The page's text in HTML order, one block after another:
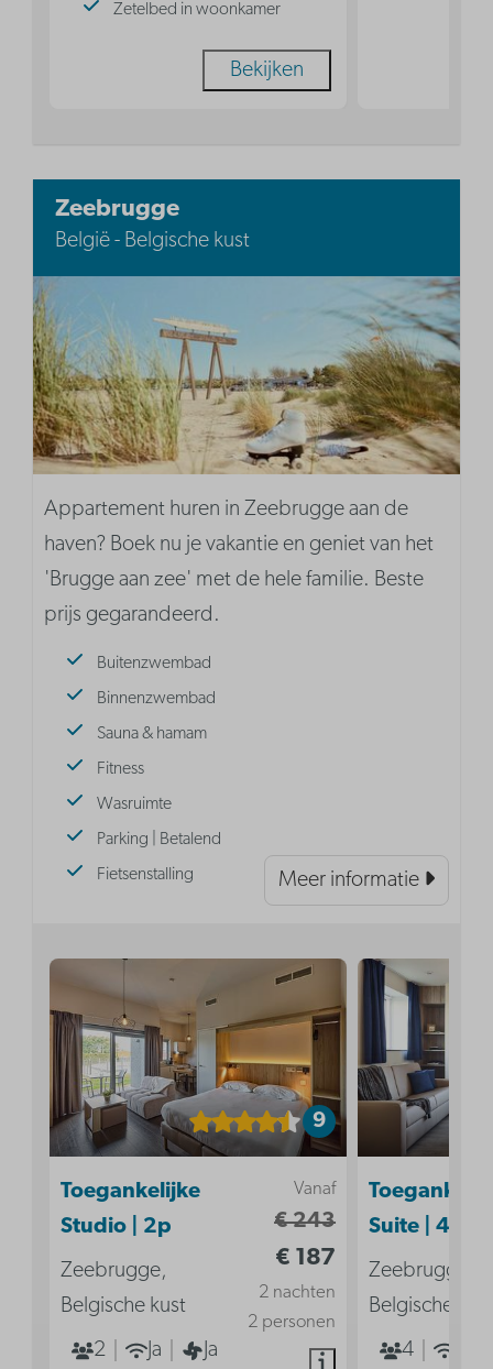
Zetelbed in woonkamer
Bekijken
Zeebrugge
België - Belgische kust
Appartement huren in Zeebrugge aan de
haven? Boek nu je vakantie en geniet van het
'Brugge aan zee' met de hele familie. Beste
prijs gegarandeerd.
Buitenzwembad
Binnenzwembad
Sauna & hamam
Fitness
Wasruimte
Parking | Betalend
Fietsenstalling
Meer informatie
9
Vanaf
€ 243
€ 187
2 nachten
2 personen
Toegankelijke
Studio | 2p
Zeebrugge,
Belgische kust
2
Ja Ja
Suite | 4p
Zeebrugge,
Belgische
4